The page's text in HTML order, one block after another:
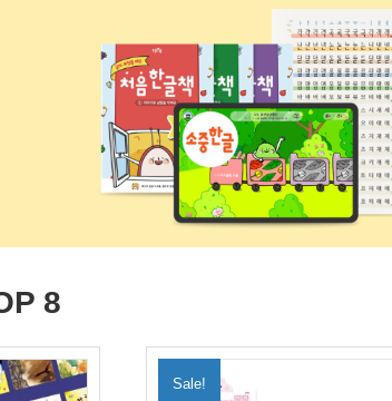
8
Sale!